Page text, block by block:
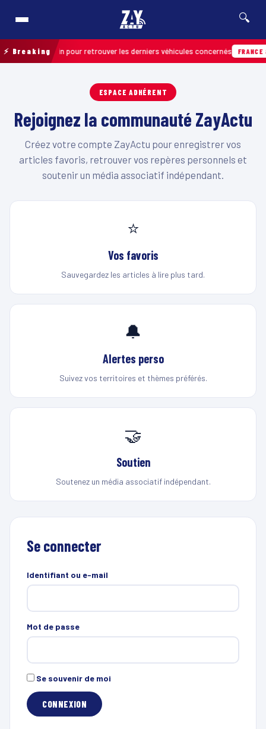
🔍
⚡ Breaking
de terrain pour retrouver les derniers véhicules concernés FRANCE &
ESPACE ADHÉRENT
Rejoignez la communauté ZayActu
Créez votre compte ZayActu pour enregistrer vos
articles favoris, retrouver vos repères personnels et
soutenir un média associatif indépendant.
⭐
Vos favoris
Sauvegardez les articles à lire plus tard.
🔔
Alertes perso
Suivez vos territoires et thèmes préférés.
🤝
Soutien
Soutenez un média associatif indépendant.
Se connecter
Identifiant ou e-mail
Mot de passe
Se souvenir de moi